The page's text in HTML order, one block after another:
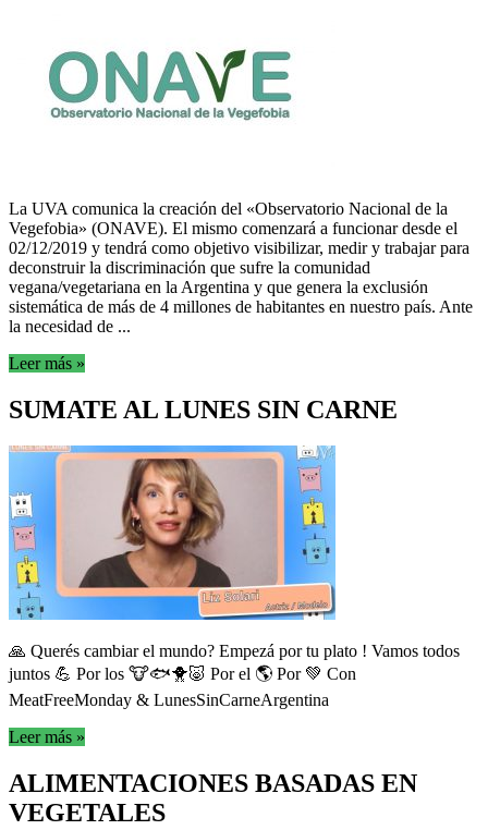
La UVA comunica la creación del «Observatorio Nacional de la
Vegefobia» (ONAVE). El mismo comenzará a funcionar desde el
02/12/2019 y tendrá como objetivo visibilizar, medir y trabajar para
deconstruir la discriminación que sufre la comunidad
vegana/vegetariana en la Argentina y que genera la exclusión
sistemática de más de 4 millones de habitantes en nuestro país. Ante
la necesidad de ...
Leer más »
SUMATE AL LUNES SIN CARNE
🙏 Querés cambiar el mundo? Empezá por tu plato ! Vamos todos
juntos 💪 Por los 🐮🐟🐥🐷 Por el 🌎 Por 💚 Con
MeatFreeMonday & LunesSinCarneArgentina
Leer más »
ALIMENTACIONES BASADAS EN
VEGETALES